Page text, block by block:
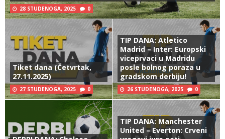
28 STUDENOGA, 2025 0
Tiket dana (Četvrtak,
27.11.2025)
27 STUDENOGA, 2025 0
TIP DANA: Atletico
Madrid – Inter: Europski
viceprvaci u Madridu
posle bolnog poraza u
gradskom derbiju!
26 STUDENOGA, 2025 0
TIP DANA: Manchester
United – Everton: Crveni